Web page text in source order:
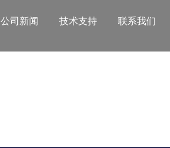
公司新闻 技术支持 联系我们